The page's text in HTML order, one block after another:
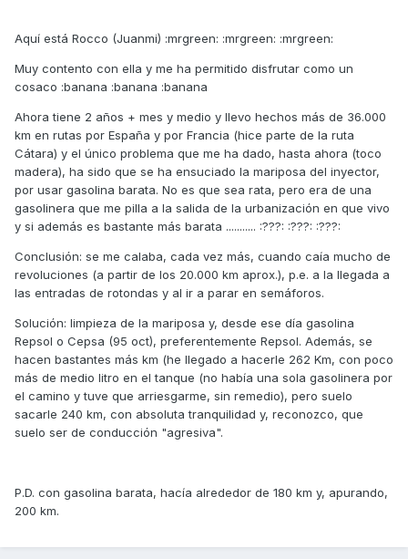
Aquí está Rocco (Juanmi) :mrgreen: :mrgreen: :mrgreen:
Muy contento con ella y me ha permitido disfrutar como un
cosaco :banana :banana :banana
Ahora tiene 2 años + mes y medio y llevo hechos más de 36.000
km en rutas por España y por Francia (hice parte de la ruta
Cátara) y el único problema que me ha dado, hasta ahora (toco
madera), ha sido que se ha ensuciado la mariposa del inyector,
por usar gasolina barata. No es que sea rata, pero era de una
gasolinera que me pilla a la salida de la urbanización en que vivo
y si además es bastante más barata ........... :???: :???: :???:
Conclusión: se me calaba, cada vez más, cuando caía mucho de
revoluciones (a partir de los 20.000 km aprox.), p.e. a la llegada a
las entradas de rotondas y al ir a parar en semáforos.
Solución: limpieza de la mariposa y, desde ese día gasolina
Repsol o Cepsa (95 oct), preferentemente Repsol. Además, se
hacen bastantes más km (he llegado a hacerle 262 Km, con poco
más de medio litro en el tanque (no había una sola gasolinera por
el camino y tuve que arriesgarme, sin remedio), pero suelo
sacarle 240 km, con absoluta tranquilidad y, reconozco, que
suelo ser de conducción "agresiva".
P.D. con gasolina barata, hacía alrededor de 180 km y, apurando,
200 km.